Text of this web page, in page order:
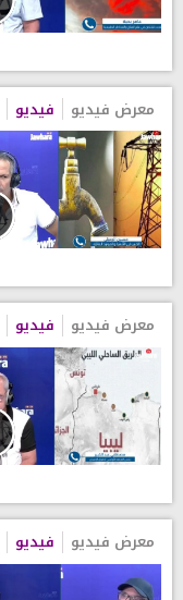
معرض فيديو فيديو
معرض فيديو فيديو
معرض فيديو فيديو